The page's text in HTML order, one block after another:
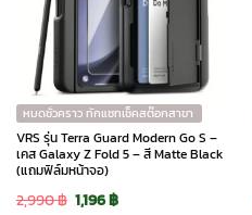
หมดชั่วคราว ทักแชทเช็คสต๊อกสาขา
VRS รุ่น Terra Guard Modern Go S –
เคส Galaxy Z Fold 5 – สี Matte Black
(แถมฟิล์มหน้าจอ)
2,990฿ Original
1,196฿Current